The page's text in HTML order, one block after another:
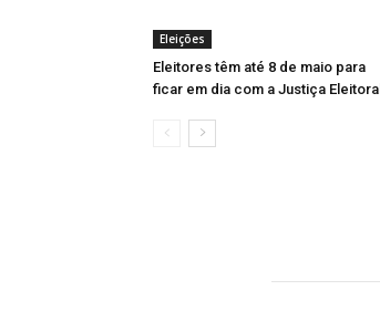
Eleições
Eleitores têm até 8 de maio para
ficar em dia com a Justiça Eleitoral